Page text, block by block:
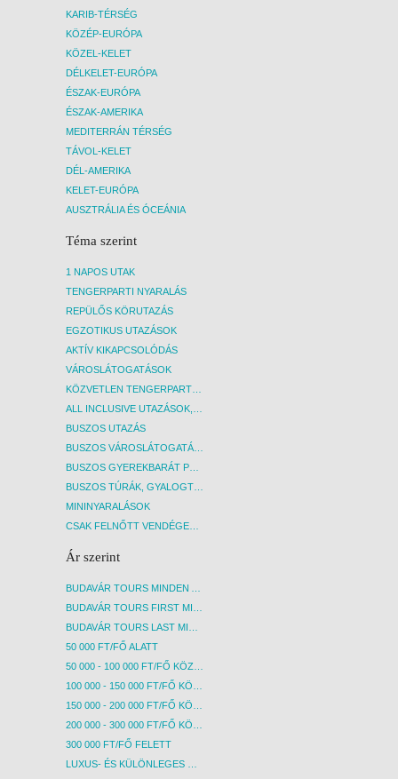
KARIB-TÉRSÉG
KÖZÉP-EURÓPA
KÖZEL-KELET
DÉLKELET-EURÓPA
ÉSZAK-EURÓPA
ÉSZAK-AMERIKA
MEDITERRÁN TÉRSÉG
TÁVOL-KELET
DÉL-AMERIKA
KELET-EURÓPA
AUSZTRÁLIA ÉS ÓCEÁNIA
Téma szerint
1 NAPOS UTAK
TENGERPARTI NYARALÁS
REPÜLŐS KÖRUTAZÁS
EGZOTIKUS UTAZÁSOK
AKTÍV KIKAPCSOLÓDÁS
VÁROSLÁTOGATÁSOK
KÖZVETLEN TENGERPARTI SZÁLLÁSOK
ALL INCLUSIVE UTAZÁSOK, NYARALÁSOK
BUSZOS UTAZÁS
BUSZOS VÁROSLÁTOGATÁSOK
BUSZOS GYEREKBARÁT PROGRAMOK
BUSZOS TÚRÁK, GYALOGTÚRÁK
MININYARALÁSOK
CSAK FELNŐTT VENDÉGEKET FOGADÓ SZÁLLÁSOK
Ár szerint
BUDAVÁR TOURS MINDEN AKCIÓS ÚT
BUDAVÁR TOURS FIRST MINUTE AKCIÓS UTAK
BUDAVÁR TOURS LAST MINUTE AKCIÓS UTAK
50 000 FT/FŐ ALATT
50 000 - 100 000 FT/FŐ KÖZÖTT
100 000 - 150 000 FT/FŐ KÖZÖTT
150 000 - 200 000 FT/FŐ KÖZÖTT
200 000 - 300 000 FT/FŐ KÖZÖTT
300 000 FT/FŐ FELETT
LUXUS- ÉS KÜLÖNLEGES UTAK